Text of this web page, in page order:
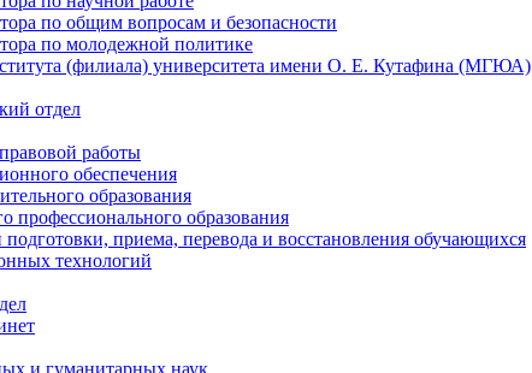
по общим вопросам и безопасности
по молодежной политике
(филиала) университета имени О. Е. Кутафина (МГЮА)
отдел
работы
обеспечения
образования
профессионального образования
подготовки, приема, перевода и восстановления обучающихся
технологий
и гуманитарных наук